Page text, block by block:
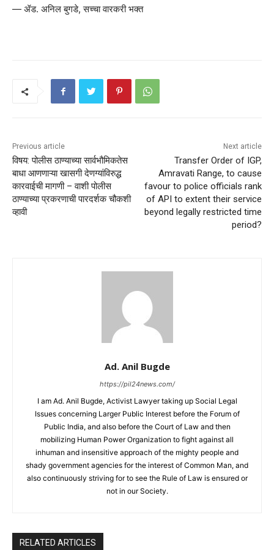
— ॲड. अनिल बुगडे, सच्चा वारकरी भक्त
Previous article
विषय: पोलीस ठाण्याच्या सार्वभौमिकतेस
बाधा आणणाऱ्या खासगी देणग्यांविरुद्ध
कारवाईची मागणी – वाशी पोलीस
ठाण्याच्या प्रकरणाची पारदर्शक चौकशी
व्हावी
Next article
Transfer Order of IGP,
Amravati Range, to cause
favour to police officials rank
of API to extent their service
beyond legally restricted time
period?
Ad. Anil Bugde
https://pil24news.com/
I am Ad. Anil Bugde, Activist Lawyer taking up Social Legal
Issues concerning Larger Public Interest before the Forum of
Public India, and also before the Court of Law and then
mobilizing Human Power Organization to fight against all
inhuman and insensitive approach of the mighty people and
shady government agencies for the interest of Common Man, and
also continuously striving for to see the Rule of Law is ensured or
not in our Society.
RELATED ARTICLES